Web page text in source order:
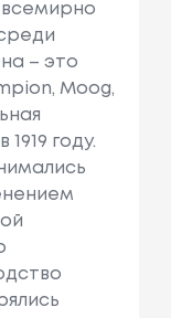
всемирно
– это
Moog,
году.